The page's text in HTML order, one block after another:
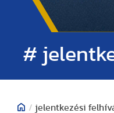
#
/ jelentkezési